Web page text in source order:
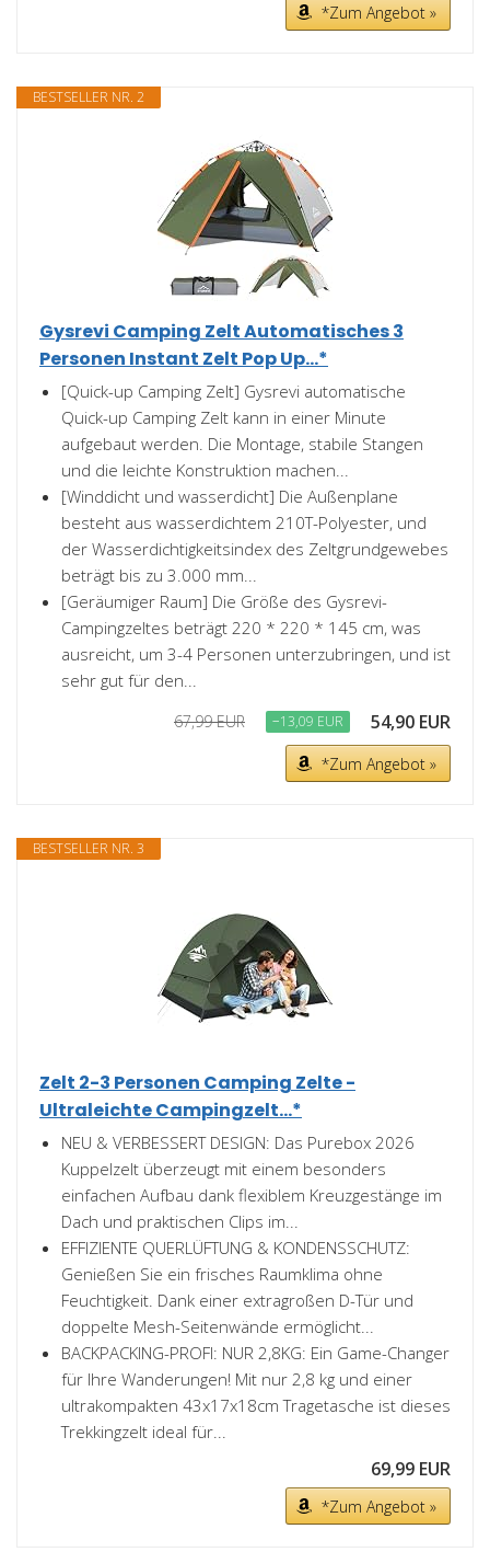
*Zum Angebot »
BESTSELLER NR. 2
Gysrevi Camping Zelt Automatisches 3
Personen Instant Zelt Pop Up...*
[Quick-up Camping Zelt] Gysrevi automatische
Quick-up Camping Zelt kann in einer Minute
aufgebaut werden. Die Montage, stabile Stangen
und die leichte Konstruktion machen...
[Winddicht und wasserdicht] Die Außenplane
besteht aus wasserdichtem 210T-Polyester, und
der Wasserdichtigkeitsindex des Zeltgrundgewebes
beträgt bis zu 3.000 mm...
[Geräumiger Raum] Die Größe des Gysrevi-
Campingzeltes beträgt 220 * 220 * 145 cm, was
ausreicht, um 3-4 Personen unterzubringen, und ist
sehr gut für den...
67,99 EUR −13,09 EUR 54,90 EUR
*Zum Angebot »
BESTSELLER NR. 3
Zelt 2-3 Personen Camping Zelte -
Ultraleichte Campingzelt...*
NEU & VERBESSERT DESIGN: Das Purebox 2026
Kuppelzelt überzeugt mit einem besonders
einfachen Aufbau dank flexiblem Kreuzgestänge im
Dach und praktischen Clips im...
EFFIZIENTE QUERLÜFTUNG & KONDENSSCHUTZ:
Genießen Sie ein frisches Raumklima ohne
Feuchtigkeit. Dank einer extragroßen D-Tür und
doppelte Mesh-Seitenwände ermöglicht...
BACKPACKING-PROFI: NUR 2,8KG: Ein Game-Changer
für Ihre Wanderungen! Mit nur 2,8 kg und einer
ultrakompakten 43x17x18cm Tragetasche ist dieses
Trekkingzelt ideal für...
69,99 EUR
*Zum Angebot »